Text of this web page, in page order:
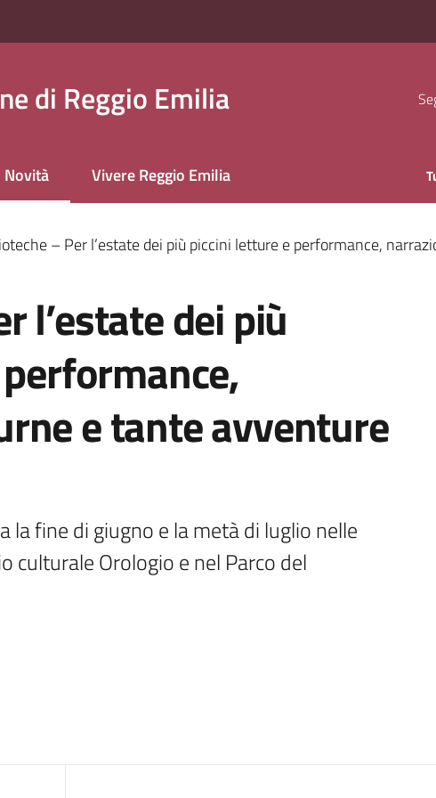
di Reggio Emilia
Novità
Menu selezionatoVivere Reggio Emilia
– Per l’estate dei più piccini letture e performance,
l’estate dei più
e tante avventure
la fine di giugno e la metà di luglio nelle
culturale Orologio e nel Parco del